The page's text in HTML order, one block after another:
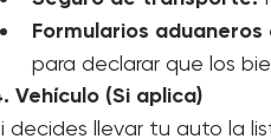
Carta Porte (Bill of
que acredita la
Seguro de transporte:
Formularios aduaneros